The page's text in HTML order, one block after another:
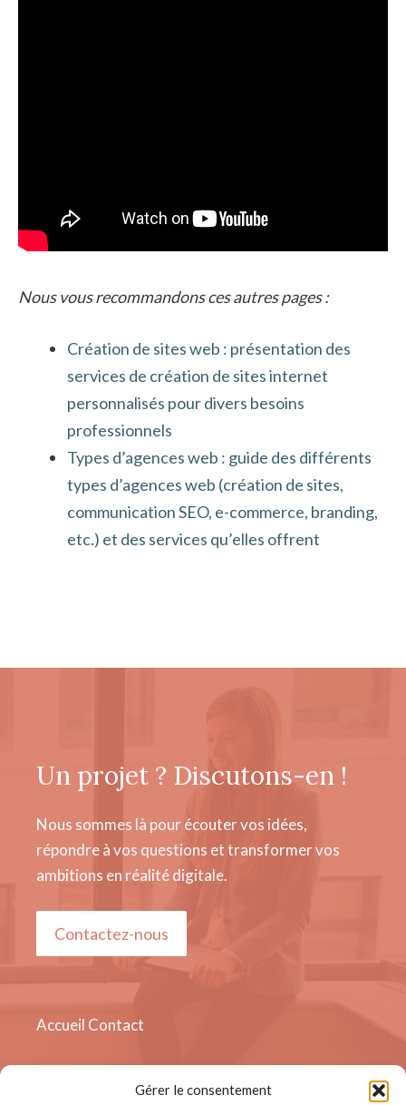
Gérer le consentement
Nous vous recommandons ces autres pages :
Création de sites web : présentation des
services de création de sites internet
personnalisés pour divers besoins
professionnels
Types d’agences web : guide des différents
types d’agences web (création de sites,
communication SEO, e-commerce, branding,
etc.) et des services qu’elles offrent
Un projet ? Discutons-en !
Nous sommes là pour écouter vos idées,
répondre à vos questions et transformer vos
ambitions en réalité digitale.
Contactez-nous
Accueil Contact